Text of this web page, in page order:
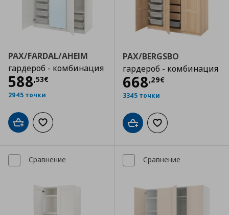
PAX/FARDAL/AHEIM
гардероб - комбинация
588,53€
Цена
2945 точки
Добави в кошницата
Добави към списъка с любими
PAX/BERGSBO
гардероб - комбинация
668,29€
Цена668,29 €
3345 точки
Добави в кошницата
Добави към
Сравнение Сравнение